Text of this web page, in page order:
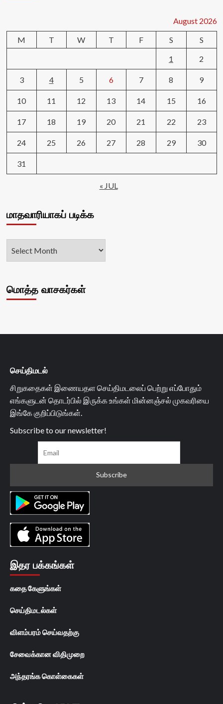
August 2026
M
T W T F S
S
1
2
3 4 5 6 7 8 9
10 11 12 13 14 15 16
17 18 19 20 21 22 23
24 25 26 27 28 29 30
31
« JUL
மாதவாரியாகப் படிக்க
மொத்த வாசகர்கள்
செய்திமடல்
சிறுகதைகள் இணையதள செய்திமடலைப் பெற்று எப்போதும்
எங்களுடன் தொடர்பில் இருக்க உங்கள் மின்னஞ்சல் முகவரியை
இங்கே குறிப்பிடுங்கள்.
Subscribe to our newsletter!
இதர பக்கங்கள்
கதை கேளுங்கள்
செய்திமடல்கள்
விளம்பரம் செய்வதற்கு
சேவைக்கான விதிமுறை
அந்தரங்க கொள்கைகள்